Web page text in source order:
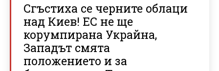
Сгъстиха се черните облаци
над Киев! ЕС не ще
корумпирана Украйна,
Западът смята
положението и за